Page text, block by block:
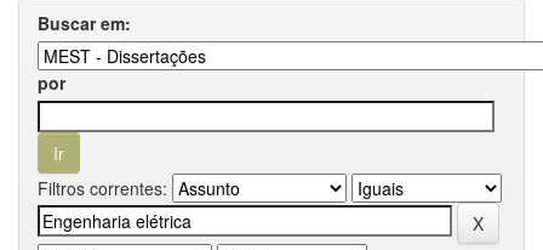
Buscar em:
por
Filtros correntes: